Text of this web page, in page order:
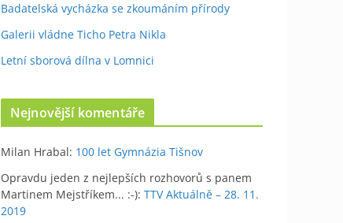
Badatelská vycházka se zkoumáním přírody
Galerii vládne Ticho Petra Nikla
Letní sborová dílna v Lomnici
Nejnovější komentáře
Milan Hrabal: 100 let Gymnázia Tišnov
Opravdu jeden z nejlepších rozhovorů s panem
Martinem Mejstříkem... :-): TTV Aktuálně – 28. 11.
2019